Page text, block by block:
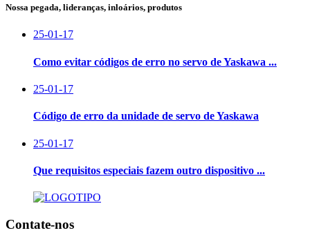
Nossa pegada, lideranças, inloários, produtos
25-01-17
Como evitar códigos de erro no servo de Yaskawa ...
25-01-17
Código de erro da unidade de servo de Yaskawa
25-01-17
Que requisitos especiais fazem outro dispositivo ...
Contate-nos